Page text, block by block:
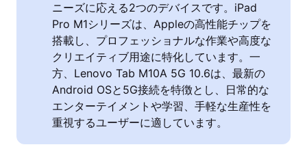
ニーズに応える2つのデバイスです。iPad
Pro M1シリーズは、Appleの高性能チップを
搭載し、プロフェッショナルな作業や高度な
クリエイティブ用途に特化しています。一
方、Lenovo Tab M10A 5G 10.6は、最新の
Android OSと5G接続を特徴とし、日常的な
エンターテイメントや学習、手軽な生産性を
重視するユーザーに適しています。